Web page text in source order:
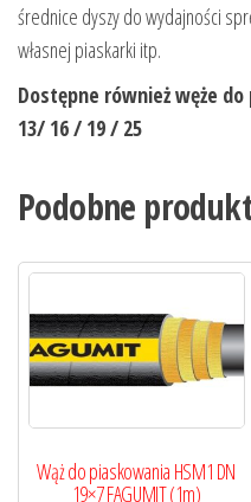
średnice dyszy do wydajności
własnej piaskarki itp.
Dostępne również węże
13/ 16 / 19 / 25
Podobne
Wąż do piaskowania HSM1 DN
19×7 FAGUMIT (1m)